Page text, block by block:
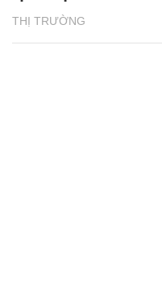
THỊ TRƯỜNG